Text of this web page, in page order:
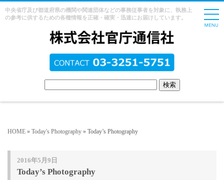
中央省庁及び都道府県の機関や関連団体などの事務従事者を対象に、執務上
の参考に供するための各種情報を正確・確実・迅速にお届けしています。
HOME » Today's Photography » Today’s Photography
2016年5月9日
Today’s Photography